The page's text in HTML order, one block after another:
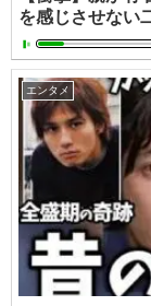
を感じさせない
エンタメ